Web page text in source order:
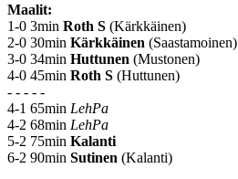
Maalit:
1-0 3min Roth S (Kärkkäinen)
2-0 30min Kärkkäinen (Saastamoinen)
3-0 34min Huttunen (Mustonen)
4-0 45min Roth S (Huttunen)
- - - - -
4-1 65min LehPa
4-2 68min LehPa
5-2 75min Kalanti
6-2 90min Sutinen (Kalanti)